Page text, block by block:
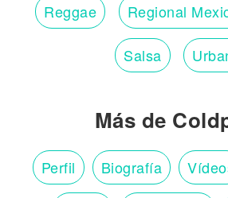
Reggae Regional
Salsa
Más de
Perfil Biografía